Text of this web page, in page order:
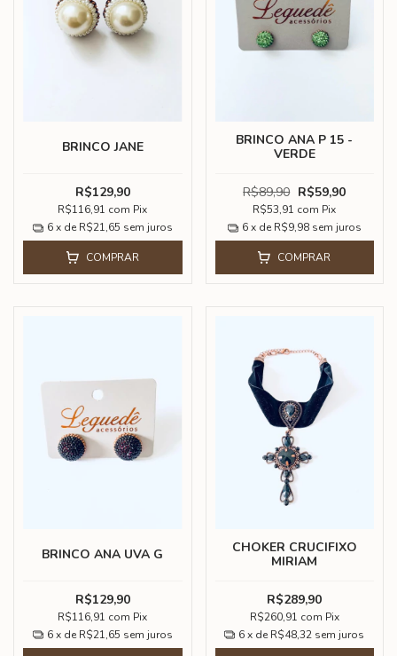
BRINCO JANE
R$129,90
R$116,91 com Pix
6 x de R$21,65 sem juros
COMPRAR
BRINCO ANA P 15 -
VERDE
R$89,90 R$59,90
R$53,91 com Pix
6 x de R$9,98 sem juros
COMPRAR
BRINCO ANA UVA G
R$129,90
R$116,91 com Pix
6 x de R$21,65 sem juros
CHOKER CRUCIFIXO
MIRIAM
R$289,90
R$260,91 com Pix
6 x de R$48,32 sem juros